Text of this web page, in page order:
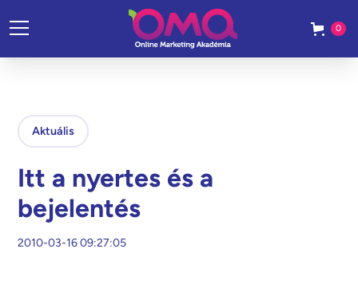
0
Aktuális
Itt a nyertes és a
bejelentés
2010-03-16 09:27:05